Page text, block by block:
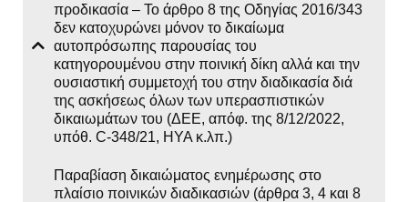
προδικασία – Το άρθρο 8 της Οδηγίας 2016/343
δεν κατοχυρώνει μόνον το δικαίωμα
αυτοπρόσωπης παρουσίας του
κατηγορουμένου στην ποινική δίκη αλλά και την
ουσιαστική συμμετοχή του στην διαδικασία διά
της ασκήσεως όλων των υπερασπιστικών
δικαιωμάτων του (ΔΕΕ, απόφ. της 8/12/2022,
υπόθ. C-348/21, HYA κ.λπ.)
Παραβίαση δικαιώματος ενημέρωσης στο
πλαίσιο ποινικών διαδικασιών (άρθρα 3, 4 και 8